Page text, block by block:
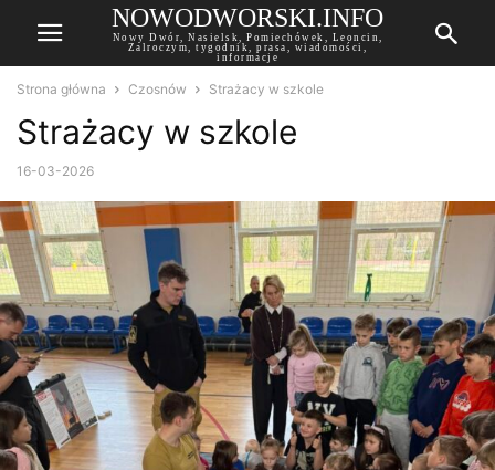
NOWODWORSKI.INFO
Nowy Dwór, Nasielsk, Pomiechówek, Leoncin,
Zalroczym, tygodnik, prasa, wiadomości,
informacje
Strona główna Czosnów Strażacy w szkole
Strażacy w szkole
16-03-2026